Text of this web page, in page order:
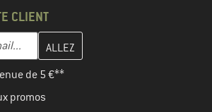
CLIENT
e-mail ici et créez votre compte client à la
de 5 €**
promos